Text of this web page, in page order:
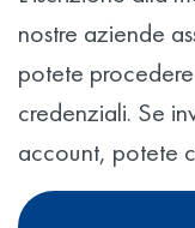
nostre aziende
potete
credenziali. Se
account, potete